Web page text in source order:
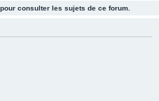
consulter les sujets de ce forum.